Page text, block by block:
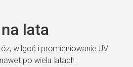
lata
wilgoć i promieniowanie UV.
po wielu latach